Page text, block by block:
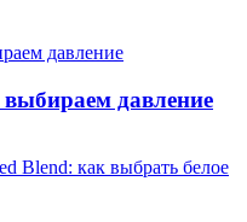
давление